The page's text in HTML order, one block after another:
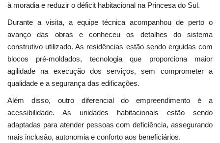
à moradia e reduzir o déficit habitacional na Princesa do Sul.
Durante a visita, a equipe técnica acompanhou de perto o
avanço das obras e conheceu os detalhes do sistema
construtivo utilizado. As residências estão sendo erguidas com
blocos pré-moldados, tecnologia que proporciona maior
agilidade na execução dos serviços, sem comprometer a
qualidade e a segurança das edificações.
Além disso, outro diferencial do empreendimento é a
acessibilidade. As unidades habitacionais estão sendo
adaptadas para atender pessoas com deficiência, assegurando
mais inclusão, autonomia e conforto aos beneficiários.